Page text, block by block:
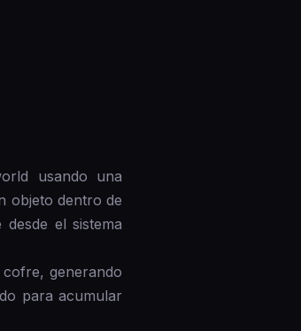
usando una
objeto dentro de
el sistema
generando
para acumular